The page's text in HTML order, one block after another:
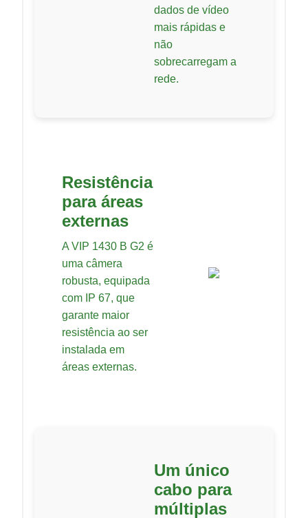
dados de vídeo
mais rápidas e
não
sobrecarregam a
rede.
Resistência
para áreas
externas
A VIP 1430 B G2 é
uma câmera
robusta, equipada
com IP 67, que
garante maior
resistência ao ser
instalada em
áreas externas.
Um único
cabo para
múltiplas